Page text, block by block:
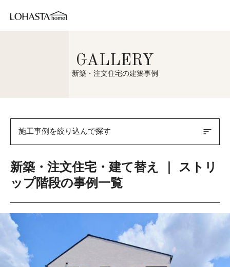
GALLERY
新築・注文住宅の建築事例
sort
施工事例を絞り込んで探す
新築・注文住宅・建て替え ｜ ストリ
ップ階段の事例一覧